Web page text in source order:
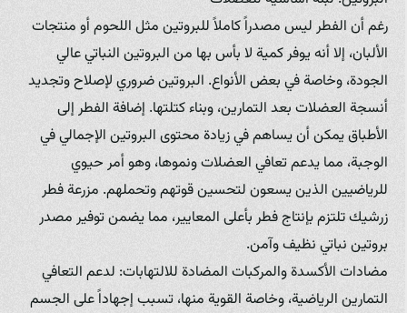
رغم أن الفطر ليس مصدراً كاملاً للبروتين مثل اللحوم أو منتجات
الألبان، إلا أنه يوفر كمية لا بأس بها من البروتين النباتي عالي
الجودة، وخاصة في بعض الأنواع. البروتين ضروري لإصلاح وتجديد
أنسجة العضلات بعد التمارين، وبناء كتلتها. إضافة الفطر إلى
الأطباق يمكن أن يساهم في زيادة محتوى البروتين الإجمالي في
الوجبة، مما يدعم تعافي العضلات ونموها، وهو أمر حيوي
للرياضيين الذين يسعون لتحسين قوتهم وتحملهم. مزرعة فطر
زرشيك تلتزم بإنتاج فطر بأعلى المعايير، مما يضمن توفير مصدر
بروتين نباتي نظيف وآمن.
مضادات الأكسدة والمركبات المضادة للالتهابات: لدعم التعافي
التمارين الرياضية، وخاصة القوية منها، تسبب إجهاداً على الجسم